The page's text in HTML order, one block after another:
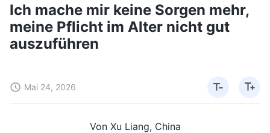
Ich mache mir keine Sorgen mehr,
meine Pflicht im Alter nicht gut
auszuführen
Mai 24, 2026
Von Xu Liang, China